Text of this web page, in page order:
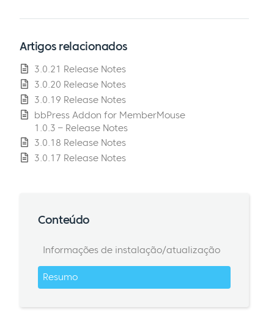
Artigos relacionados
3.0.21 Release Notes
3.0.20 Release Notes
3.0.19 Release Notes
bbPress Addon for MemberMouse
1.0.3 – Release Notes
3.0.18 Release Notes
3.0.17 Release Notes
Conteúdo
Informações de instalação/atualização
Resumo